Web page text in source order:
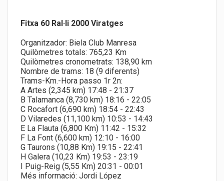
Fitxa 60 Ral·li 2000 Viratges
Organitzador: Biela Club Manresa
Quilòmetres totals: 765,23 Km
Quilòmetres cronometrats: 138,90 km
Nombre de trams: 18 (9 diferents)
Trams-Km.-Hora passo 1r 2n:
A Artes (2,345 km) 17:48 - 21:37
B Talamanca (8,730 km) 18:16 - 22:05
C Rocafort (6,690 km) 18:54 - 22:43
D Vilaredes (11,100 km) 10:53 - 14:43
E La Flauta (6,800 Km) 11:42 - 15:32
F La Font (6,600 km) 12:10 - 16:00
G Taurons (10,88 Km) 19:15 - 22:41
H Galera (10,23 Km) 19:53 - 23:19
I Puig-Reig (5,55 Km) 20:31 - 00:01
Més informació: Jordi López